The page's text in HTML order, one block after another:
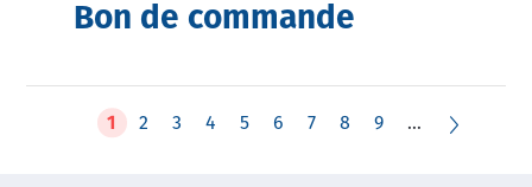
Bon de commande
Pagination
Page
1 Page
2 Page
3 Page
4 Page
5 Page
6 Page
7 Page
8 Page
9 …